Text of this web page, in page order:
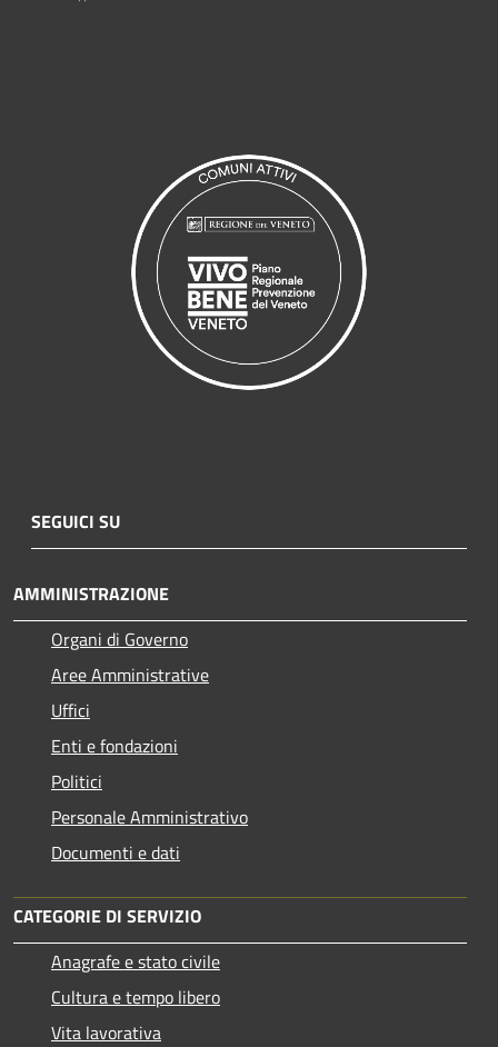
SEGUICI SU
AMMINISTRAZIONE
Organi di Governo
Aree Amministrative
Uffici
Enti e fondazioni
Politici
Personale Amministrativo
Documenti e dati
CATEGORIE DI SERVIZIO
Anagrafe e stato civile
Cultura e tempo libero
Vita lavorativa